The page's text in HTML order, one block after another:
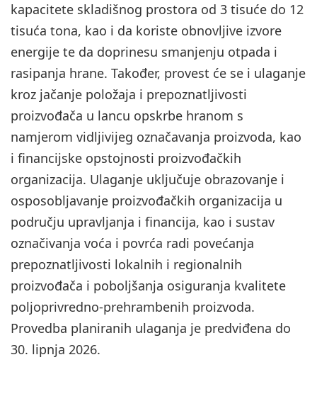
kapacitete skladišnog prostora od 3 tisuće do 12
tisuća tona, kao i da koriste obnovljive izvore
energije te da doprinesu smanjenju otpada i
rasipanja hrane. Također, provest će se i ulaganje
kroz jačanje položaja i prepoznatljivosti
proizvođača u lancu opskrbe hranom s
namjerom vidljivijeg označavanja proizvoda, kao
i financijske opstojnosti proizvođačkih
organizacija. Ulaganje uključuje obrazovanje i
osposobljavanje proizvođačkih organizacija u
području upravljanja i financija, kao i sustav
označivanja voća i povrća radi povećanja
prepoznatljivosti lokalnih i regionalnih
proizvođača i poboljšanja osiguranja kvalitete
poljoprivredno-prehrambenih proizvoda.
Provedba planiranih ulaganja je predviđena do
30. lipnja 2026.